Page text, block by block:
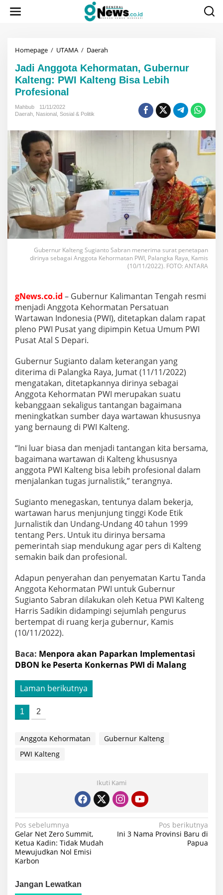
Homepage / UTAMA / Daerah
Kehormatan,
Gubernur
Kalteng:
Profesional
Jadi Anggota Kehormatan, Gubernur
Kalteng: PWI Kalteng Bisa Lebih
Profesional
Mahbub
11/11/2022
Daerah Nasional Sosial & Politik
Gubernur Kalteng Sugianto Sabran menerima surat penetapan
dirinya sebagai Anggota Kehormatan PWI, Palangka Raya, Kamis
(10/11/2022). FOTO: ANTARA
gNews.co.id – Gubernur Kalimantan Tengah resmi
menjadi Anggota Kehormatan Persatuan
Wartawan Indonesia (PWI), ditetapkan dalam rapat
pleno PWI Pusat yang dipimpin Ketua Umum PWI
Pusat Atal S Depari.
Gubernur Sugianto dalam keterangan yang
diterima di Palangka Raya, Jumat (11/11/2022)
mengatakan, ditetapkannya dirinya sebagai
Anggota Kehormatan PWI merupakan suatu
kebanggaan sekaligus tantangan bagaimana
meningkatkan sumber daya wartawan khususnya
yang bernaung di PWI Kalteng.
“Ini luar biasa dan menjadi tantangan kita bersama,
bagaimana wartawan di Kalteng khususnya
anggota PWI Kalteng bisa lebih profesional dalam
menjalankan tugas jurnalistik,” terangnya.
Sugianto menegaskan, tentunya dalam bekerja,
wartawan harus menjunjung tinggi Kode Etik
Jurnalistik dan Undang-Undang 40 tahun 1999
tentang Pers. Untuk itu dirinya bersama
pemerintah siap mendukung agar pers di Kalteng
semakin baik dan profesional.
Adapun penyerahan dan penyematan Kartu Tanda
Anggota Kehormatan PWI untuk Gubernur
Sugianto Sabran dilakukan oleh Ketua PWI Kalteng
Harris Sadikin didampingi sejumlah pengurus
bertempat di ruang kerja gubernur, Kamis
(10/11/2022).
Baca: Menpora akan Paparkan Implementasi
DBON ke Peserta Konkernas PWI di Malang
Laman berikutnya
1 2
Anggota Kehormatan
Gubernur Kalteng
PWI Kalteng
Ikuti Kami
Navigasi
pos
Pos sebelumnya
Gelar Net Zero Summit,
Ketua Kadin: Tidak Mudah
Mewujudkan Nol Emisi
Karbon
Pos berikutnya
Ini 3 Nama Provinsi Baru di
Papua
Jangan Lewatkan